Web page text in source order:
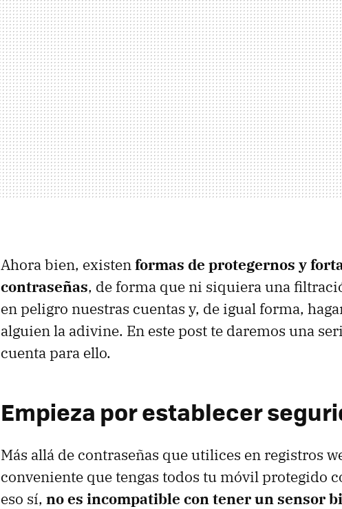
Ahora bien, existenformas de protegernos y
contraseñas, de forma que ni siquiera una
en peligro nuestras cuentas y, de igual forma,
alguien la adivine. En este post te daremos una
cuenta para ello.
Empieza por establecer
Más allá de contraseñas que utilices en registros
conveniente que tengas todos tu móvil protegido
eso sí, no es incompatible con tener un sensor